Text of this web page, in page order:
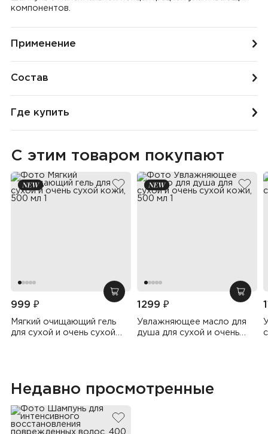
компонентов.
Применение
Состав
Где купить
С этим товаром покупают
добавить в избранное
добавить в корзину
999 ₽
Мягкий очищающий гель
для сухой и очень сухой
1299 ₽
Увлажняющее масло для
душа для сухой и очень
Недавно просмотренные
добавить в избранное